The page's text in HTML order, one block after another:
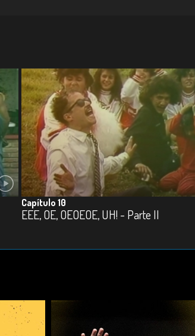
Capítulo 10
EEE, OE, OEOEOE, UH! - Parte II